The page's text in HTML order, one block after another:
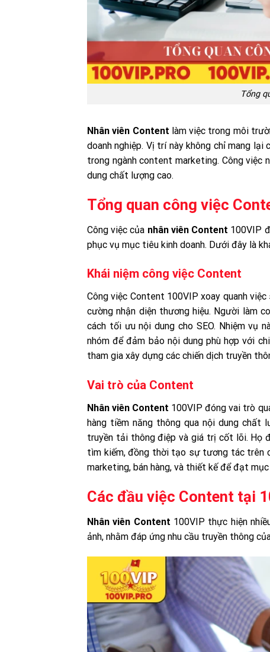
Tổng
Nhân viên Content làm việc trong môi
doanh nghiệp. Vị trí này không chỉ mang
trong ngành content marketing. Công việc
dung chất lượng cao.
Tổng quan công việc
Công việc của nhân viên Content 100VIP
phục vụ mục tiêu kinh doanh. Dưới đây là
Khái niệm công việc Content
Công việc Content 100VIP xoay quanh
cường nhận diện thương hiệu. Người làm
cách tối ưu nội dung cho SEO. Nhiệm vụ
nhóm để đảm bảo nội dung phù hợp với
tham gia xây dựng các chiến dịch truyền
Vai trò của Content
Nhân viên Content 100VIP đóng vai trò
hàng tiềm năng thông qua nội dung chất
truyền tải thông điệp và giá trị cốt lõi. Họ
tìm kiếm, đồng thời tạo sự tương tác trên
marketing, bán hàng, và thiết kế để đạt
Các đầu việc Content tại
Nhân viên Content 100VIP thực hiện
ảnh, nhằm đáp ứng nhu cầu truyền thông